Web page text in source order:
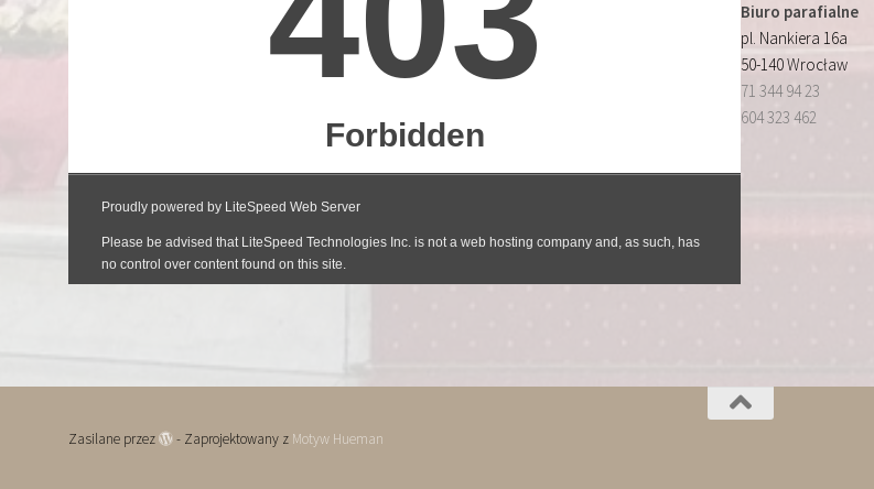
Biuro parafialne
pl. Nankiera 16a
50-140 Wrocław
71 344 94 23
604 323 462
Zasilane przez - Zaprojektowany z Motyw Hueman